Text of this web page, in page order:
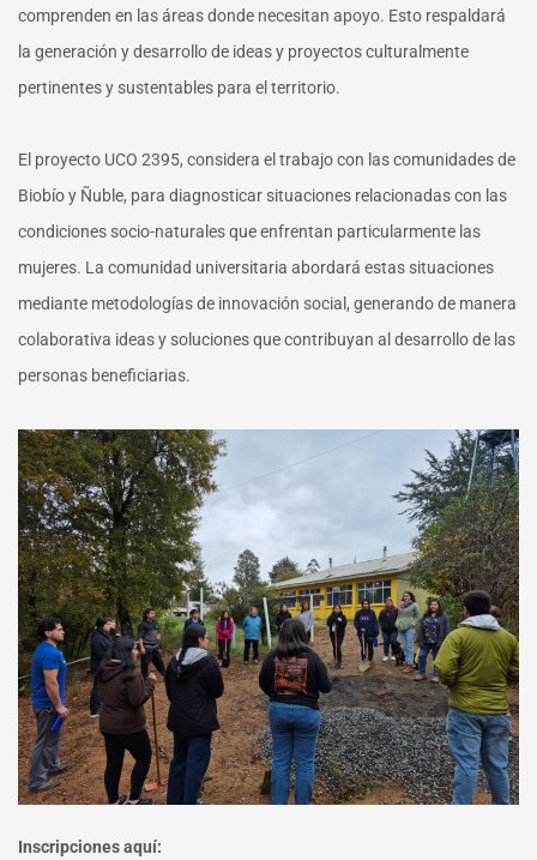
comprenden en las áreas donde necesitan apoyo. Esto respaldará
la generación y desarrollo de ideas y proyectos culturalmente
pertinentes y sustentables para el territorio.
El proyecto UCO 2395, considera el trabajo con las comunidades de
Biobío y Ñuble, para diagnosticar situaciones relacionadas con las
condiciones socio-naturales que enfrentan particularmente las
mujeres. La comunidad universitaria abordará estas situaciones
mediante metodologías de innovación social, generando de manera
colaborativa ideas y soluciones que contribuyan al desarrollo de las
personas beneficiarias.
Inscripciones aquí: